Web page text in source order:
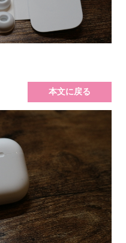
本文に戻る